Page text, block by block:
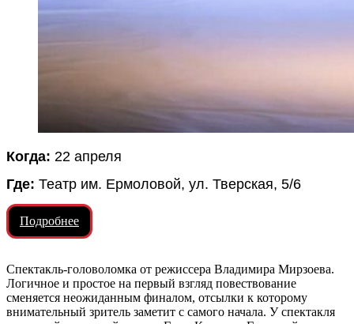
Когда: 22 апреля
Где: Театр им. Ермоловой, ул. Тверская, 5/6
Подробнее
Спектакль-головоломка от режиссера Владимира Мирзоева.
Логичное и простое на первый взгляд повествование
сменяется неожиданным финалом, отсылки к которому
внимательный зритель заметит с самого начала. У спектакля